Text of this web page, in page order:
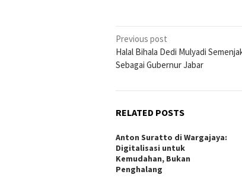
Post
navigation
Previous post
Halal Bihala Dedi Mulyadi
Sebagai Gubernur Jabar
RELATED POSTS
Anton Suratto di Wargajaya:
Digitalisasi untuk
Kemudahan, Bukan
Penghalang